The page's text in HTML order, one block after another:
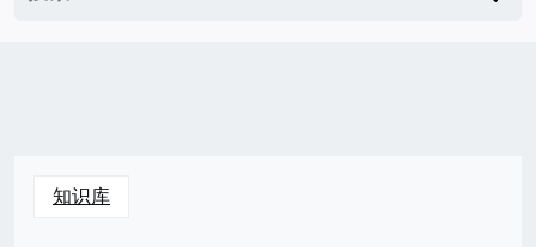
索：
知识库